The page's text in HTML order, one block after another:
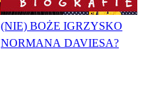
(NIE) BOŻE IGRZYSKO
NORMANA DAVIESA?